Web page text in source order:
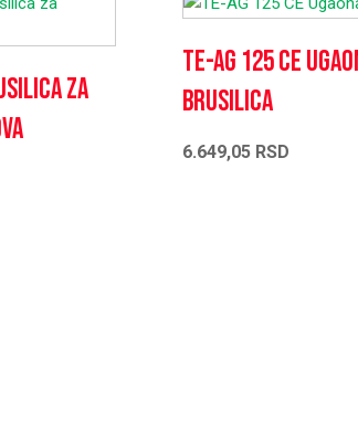
za
TE-AG 125 CE
brusilica
6.649,05 RSD